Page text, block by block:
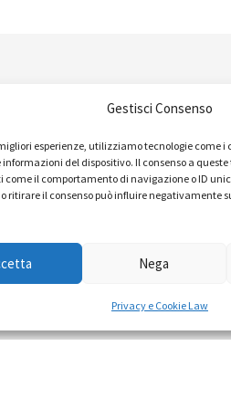
Gestisci Consenso
esperienze, utilizziamo tecnologie come i
del dispositivo. Il consenso a
come il comportamento di navigazione o ID
ritirare il consenso può influire negativamente
Nega
Privacy e Cookie Law
BUONA POLITICA
Dossier